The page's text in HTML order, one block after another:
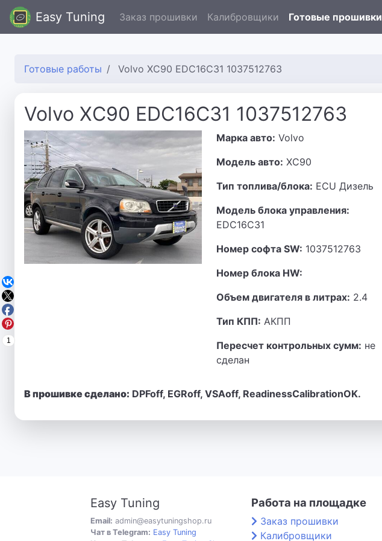
Easy Tuning Заказ прошивки Калибровщики Готовые прошивки
Готовые работы Volvo XC90 EDC16C31 1037512763
Volvo XC90 EDC16C31 1037512763
Марка авто: Volvo
Модель авто: XC90
Тип топлива/блока: ECU Дизель
Модель блока управления:
EDC16C31
Номер софта SW: 1037512763
Номер блока HW:
Объем двигателя в литрах: 2.4
Тип КПП: АКПП
Пересчет контрольных сумм: не
сделан
В прошивке сделано: DPFoff, EGRoff, VSAoff, ReadinessCalibrationOK.
1
Easy Tuning
Email: admin@easytuningshop.ru
Чат в Telegram: Easy Tuning
Работа на площадке
Заказ прошивки
Калибровщики